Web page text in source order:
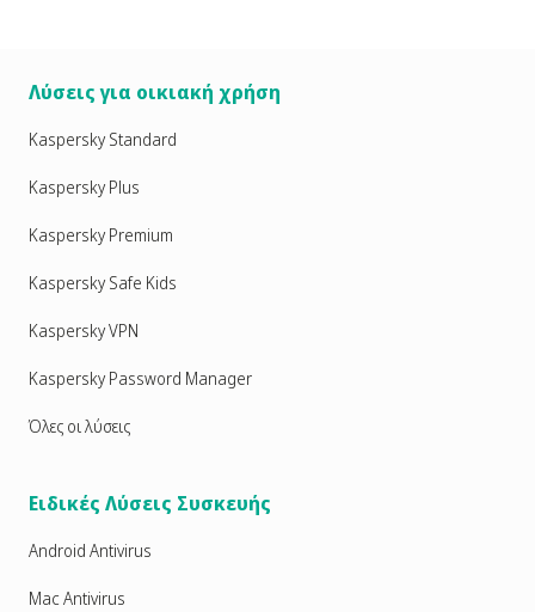
Λύσεις για οικιακή χρήση
Kaspersky Standard
Kaspersky Plus
Kaspersky Premium
Kaspersky Safe Kids
Kaspersky VPN
Kaspersky Password Manager
Όλες οι λύσεις
Ειδικές Λύσεις Συσκευής
Android Antivirus
Mac Antivirus